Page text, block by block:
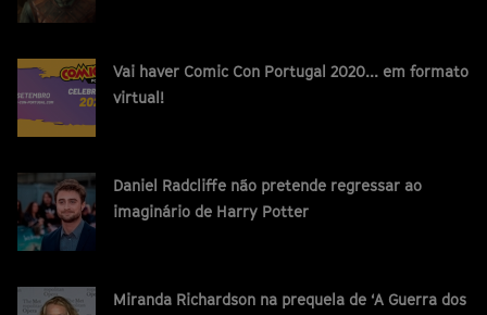
Vai haver Comic Con Portugal 2020... em formato
virtual!
Daniel Radcliffe não pretende regressar ao
imaginário de Harry Potter
Miranda Richardson na prequela de ‘A Guerra dos